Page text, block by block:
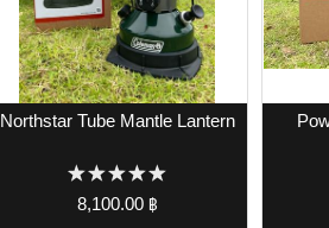
Northstar Tube Mantle Lantern
8,100.00 ฿